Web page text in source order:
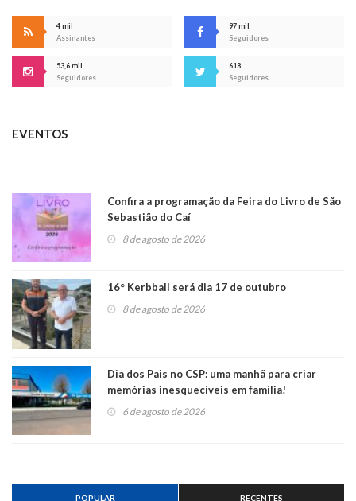
4 mil
Assinantes
97 mil
Seguidores
53,6 mil
Seguidores
618
Seguidores
EVENTOS
Confira a programação da Feira do Livro de São
Sebastião do Caí
8 de agosto de 2026
16° Kerbball será dia 17 de outubro
8 de agosto de 2026
Dia dos Pais no CSP: uma manhã para criar
memórias inesquecíveis em família!
6 de agosto de 2026
POPULAR RECENTES